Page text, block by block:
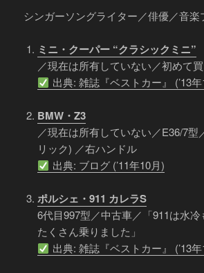
シンガーソングライター／俳優／音楽
ミニ・クーパー “クラシックミニ”
／現在は所有していない／初めて
出典: 雑誌『ベストカー』 (’13
BMW・Z3
／現在は所有していない／E36/7型
リック) ／右ハンドル
出典: ブログ (’11年10月)
ポルシェ・911 カレラS
6代目997型／中古車／「911は水
たくさん乗りました」
出典: 雑誌『ベストカー』 (’13